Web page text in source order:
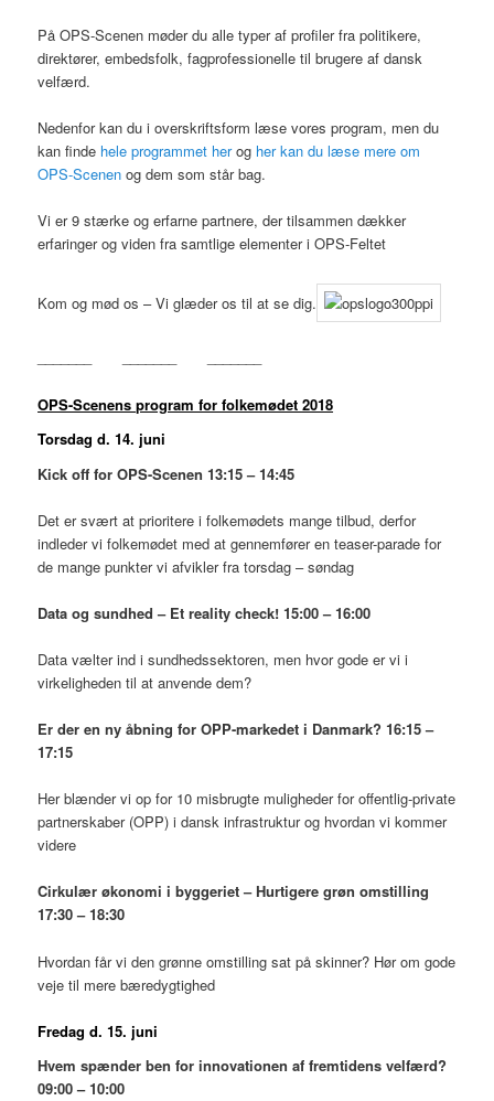
På OPS-Scenen møder du alle typer af profiler fra politikere,
direktører, embedsfolk, fagprofessionelle til brugere af dansk
velfærd.
Nedenfor kan du i overskriftsform læse vores program, men du
kan finde hele programmet herog her kan du læse mere om
OPS-Scenen og dem som står bag.
Vi er 9 stærke og erfarne partnere, der tilsammen dækker
erfaringer og viden fra samtlige elementer i OPS-Feltet
Kom og mød os – Vi glæder os til at se dig.
OPS-Scenens program for folkemødet 2018
Torsdag d. 14. juni
Kick off for OPS-Scenen 13:15 – 14:45
Det er svært at prioritere i folkemødets mange tilbud, derfor
indleder vi folkemødet med at gennemfører en teaser-parade for
de mange punkter vi afvikler fra torsdag – søndag
Data og sundhed – Et reality check! 15:00 – 16:00
Data vælter ind i sundhedssektoren, men hvor gode er vi i
virkeligheden til at anvende dem?
Er der en ny åbning for OPP-markedet i Danmark? 16:15 –
17:15
Her blænder vi op for 10 misbrugte muligheder for offentlig-private
partnerskaber (OPP) i dansk infrastruktur og hvordan vi kommer
videre
Cirkulær økonomi i byggeriet – Hurtigere grøn omstilling
17:30 – 18:30
Hvordan får vi den grønne omstilling sat på skinner? Hør om gode
veje til mere bæredygtighed
Fredag d. 15. juni
Hvem spænder ben for innovationen af fremtidens velfærd?
09:00 – 10:00